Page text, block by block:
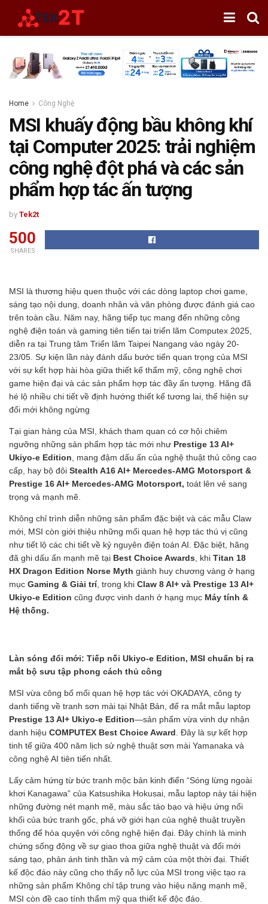
Home Công Nghệ
MSI khuấy động bầu không khí
tại Computer 2025: trải nghiệm
công nghệ đột phá và các sản
phẩm hợp tác ấn tượng
by Tek2t
500
SHARES
MSI là thương hiệu quen thuộc với các dòng laptop chơi game,
sáng tạo nội dung, doanh nhân và văn phòng được đánh giá cao
trên toàn cầu. Năm nay, hãng tiếp tục mang đến những công
nghệ điện toán và gaming tiên tiến tại triển lãm Computex 2025,
diễn ra tại Trung tâm Triển lãm Taipei Nangang vào ngày 20-
23/05. Sự kiện lần này đánh dấu bước tiến quan trọng của MSI
với sự kết hợp hài hòa giữa thiết kế thẩm mỹ, công nghệ chơi
game hiện đại và các sản phẩm hợp tác đầy ấn tượng. Hãng đã
hé lộ nhiều chi tiết về định hướng thiết kế tương lai, thể hiện sự
đổi mới không ngừng
Tại gian hàng của MSI, khách tham quan có cơ hội chiêm
ngưỡng những sản phẩm hợp tác mới như Prestige 13 AI+
Ukiyo-e Edition , mang đậm dấu ấn của nghệ thuật thủ công cao
cấp, hay bộ đôi Stealth A16 AI+ Mercedes-AMG Motorsport &
Prestige 16 AI+ Mercedes-AMG Motorsport, toát lên vẻ sang
trọng và mạnh mẽ.
Không chỉ trình diễn những sản phẩm đặc biệt và các mẫu Claw
mới, MSI còn giới thiệu những mối quan hệ hợp tác thú vị cũng
như tiết lộ các chi tiết về kỷ nguyên điện toán AI. Đặc biệt, hãng
đã ghi dấu ấn mạnh mẽ tại Best Choice Awards , khi Titan 18
HX Dragon Edition Norse Myth giành huy chương vàng ở hạng
mục Gaming & Giải trí, trong khi Claw 8 AI+ và Prestige 13 AI+
Ukiyo-e Edition cũng được vinh danh ở hạng mục Máy tính &
Hệ thống.
Làn sóng đổi mới: Tiếp nối Ukiyo-e Edition, MSI chuẩn bị ra
mắt bộ sưu tập phong cách thủ công
MSI vừa công bố mối quan hệ hợp tác với OKADAYA, công ty
danh tiếng về tranh sơn mài tại Nhật Bản, để ra mắt mẫu laptop
Prestige 13 AI+ Ukiyo-e Edition—sản phẩm vừa vinh dự nhận
danh hiệu COMPUTEX Best Choice Award . Đây là sự kết hợp
tinh tế giữa 400 năm lịch sử nghệ thuật sơn mài Yamanaka và
công nghệ AI tiên tiến nhất.
Lấy cảm hứng từ bức tranh mộc bản kinh điển “Sóng lừng ngoài
khơi Kanagawa” của Katsushika Hokusai, mẫu laptop này tái hiện
những đường nét mạnh mẽ, màu sắc táo bạo và hiệu ứng nổi
khối của bức tranh gốc, phá vỡ giới hạn của nghệ thuật truyền
thống để hòa quyện với công nghệ hiện đại. Đây chính là minh
chứng sống động về sự giao thoa giữa nghệ thuật và đổi mới
sáng tạo, phản ánh tinh thần và mỹ cảm của một thời đại. Thiết
kế độc đáo này cũng cho thấy nỗ lực của MSI trong việc tạo ra
những sản phẩm Không chỉ tập trung vào hiệu năng mạnh mẽ,
MSI còn đề cao tính thẩm mỹ qua thiết kế độc đáo.